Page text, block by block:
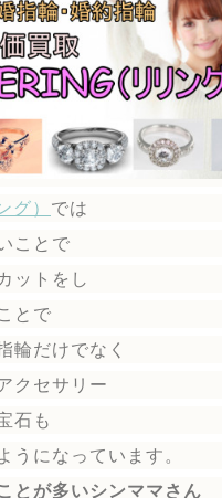
グ） では
ことで
ットをし
とで
輪だけでなく
クセサリー
石も
うになっています。
とが多いシンママさん